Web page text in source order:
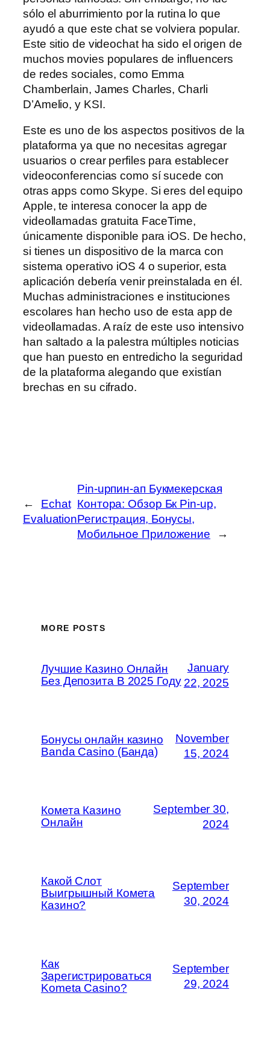
sólo el aburrimiento por la rutina lo que
ayudó a que este chat se volviera popular.
Este sitio de videochat ha sido el origen de
muchos movies populares de influencers
de redes sociales, como Emma
Chamberlain, James Charles, Charli
D’Amelio, y KSI.
Este es uno de los aspectos positivos de la
plataforma ya que no necesitas agregar
usuarios o crear perfiles para establecer
videoconferencias como sí sucede con
otras apps como Skype. Si eres del equipo
Apple, te interesa conocer la app de
videollamadas gratuita FaceTime,
únicamente disponible para iOS. De hecho,
si tienes un dispositivo de la marca con
sistema operativo iOS 4 o superior, esta
aplicación debería venir preinstalada en él.
Muchas administraciones e instituciones
escolares han hecho uso de esta app de
videollamadas. A raíz de este uso intensivo
han saltado a la palestra múltiples noticias
que han puesto en entredicho la seguridad
de la plataforma alegando que existían
brechas en su cifrado.
←
Echat
Evaluation
Pin-upпин-ап Букмекерская
Контора: Обзор Бк Pin-up,
Регистрация, Бонусы,
Мобильное Приложение
→
MORE POSTS
Лучшие Казино Онлайн
Без Депозита В 2025 Году
January
22, 2025
Бонусы онлайн казино
Banda Casino (Банда)
November
15, 2024
Комета Казино
Онлайн
September 30,
2024
Какой Слот
Выигрышный Комета
Казино?
September
30, 2024
Как
Зарегистрироваться
Kometa Casino?
September
29, 2024